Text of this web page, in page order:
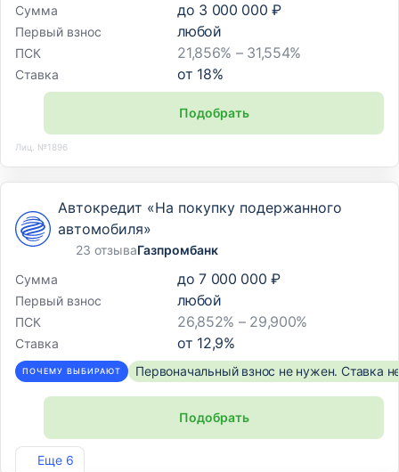
Сумма
до 3 000 000 ₽
Первый взнос любой
ПСК 21,856% – 31,554%
Ставка от 18%
Подобрать
Лиц. №1896
Еще 6
Автокредит «На покупку подержанного
автомобиля»
23 отзываГазпромбанк
Сумма
до 7 000 000 ₽
Первый взнос любой
ПСК 26,852% – 29,900%
Ставка от 12,9%
ПОЧЕМУ ВЫБИРАЮТ Первоначальный взнос не нужен. Ставка
Подобрать
Лиц. №354